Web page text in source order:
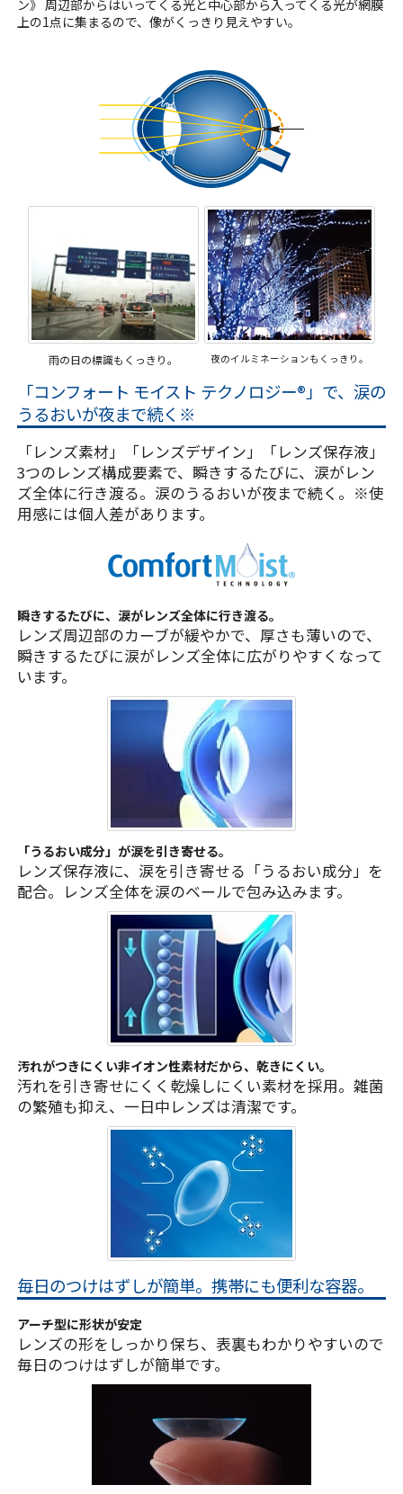
ン》 周辺部からはいってくる光と中心部から入ってくる光が網膜
上の1点に集まるので、像がくっきり見えやすい。
雨の日の標識もくっきり。 夜のイルミネーションもくっきり。
「コンフォート モイスト テクノロジー®」で、涙の
うるおいが夜まで続く※
「レンズ素材」「レンズデザイン」「レンズ保存液」
3つのレンズ構成要素で、瞬きするたびに、涙がレン
ズ全体に行き渡る。涙のうるおいが夜まで続く。※使
用感には個人差があります。
瞬きするたびに、涙がレンズ全体に行き渡る。
レンズ周辺部のカーブが緩やかで、厚さも薄いので、
瞬きするたびに涙がレンズ全体に広がりやすくなって
います。
「うるおい成分」が涙を引き寄せる。
レンズ保存液に、涙を引き寄せる「うるおい成分」を
配合。レンズ全体を涙のベールで包み込みます。
汚れがつきにくい非イオン性素材だから、乾きにくい。
汚れを引き寄せにくく乾燥しにくい素材を採用。雑菌
の繁殖も抑え、一日中レンズは清潔です。
毎日のつけはずしが簡単。携帯にも便利な容器。
アーチ型に形状が安定
レンズの形をしっかり保ち、表裏もわかりやすいので
毎日のつけはずしが簡単です。